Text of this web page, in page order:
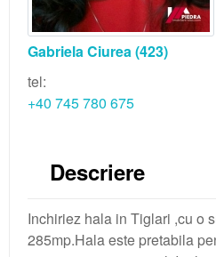
Gabriela Ciurea(423)
tel:
+40 745 780 675
Descriere
Inchiriez hala in Tiglari ,cu o
285mp.Hala este pretabila